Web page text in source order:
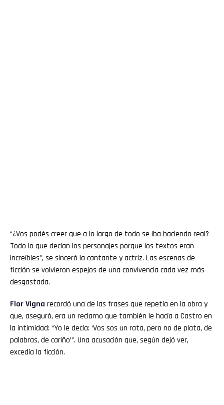
“¿Vos podés creer que a lo largo de todo se iba haciendo real?
Todo lo que decían los personajes porque los textos eran
increíbles”, se sinceró la cantante y actriz. Las escenas de
ficción se volvieron espejos de una convivencia cada vez más
desgastada.
FlorVigna recordó una de las frases que repetía en la obra y
que, aseguró, era un reclamo que también le hacía a Castro en
la intimidad: “Yo le decía: ‘Vos sos un rata, pero no de plata, de
palabras, de cariño’”. Una acusación que, según dejó ver,
excedía la ficción.